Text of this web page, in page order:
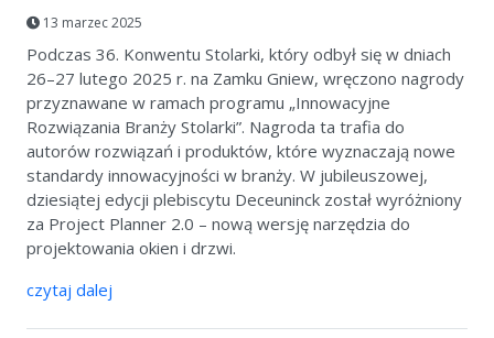
13 marzec 2025
Podczas 36. Konwentu Stolarki, który odbył się w dniach
26–27 lutego 2025 r. na Zamku Gniew, wręczono nagrody
przyznawane w ramach programu „Innowacyjne
Rozwiązania Branży Stolarki”. Nagroda ta trafia do
autorów rozwiązań i produktów, które wyznaczają nowe
standardy innowacyjności w branży. W jubileuszowej,
dziesiątej edycji plebiscytu Deceuninck został wyróżniony
za Project Planner 2.0 – nową wersję narzędzia do
projektowania okien i drzwi.
czytaj dalej